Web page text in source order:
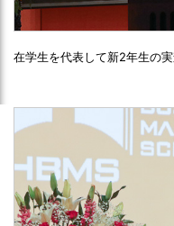
在学生を代表して新2年生の